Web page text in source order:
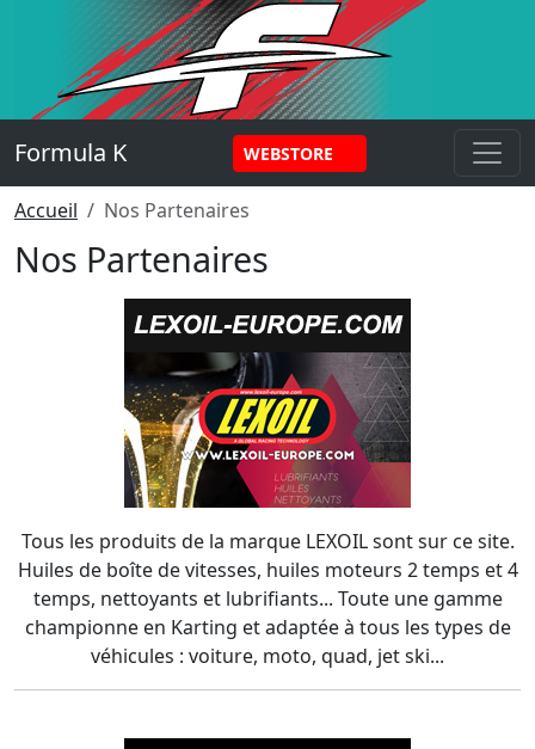
Panneau de gestion des cookies
Formula K WEBSTORE
Accueil Nos Partenaires
Nos Partenaires
Tous les produits de la marque LEXOIL sont sur ce site.
Huiles de boîte de vitesses, huiles moteurs 2 temps et 4
temps, nettoyants et lubrifiants... Toute une gamme
championne en Karting et adaptée à tous les types de
véhicules : voiture, moto, quad, jet ski...